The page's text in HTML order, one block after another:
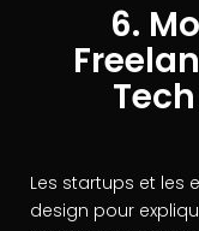
6.
Les startups et les
design pour